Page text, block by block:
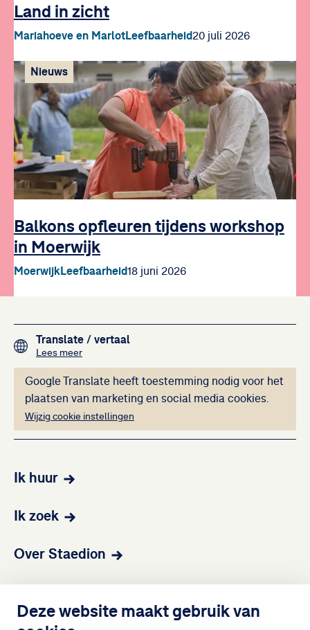
Deze website maakt gebruik van
Land in zicht
Mariahoeve en MarlotLeefbaarheid20 juli 2026
Balkons opfleuren tijdens workshop
in Moerwijk
MoerwijkLeefbaarheid18 juni 2026
Nieuws
Translate / vertaal
Lees meerover het vertalen van de teksten op deze website
Deze inhoud kan
Google Translate heeft toestemming nodig voor het
plaatsen van marketing en social media cookies.
Wijzig cookie instellingen
Ik huur
Ik zoek
Over Staedion